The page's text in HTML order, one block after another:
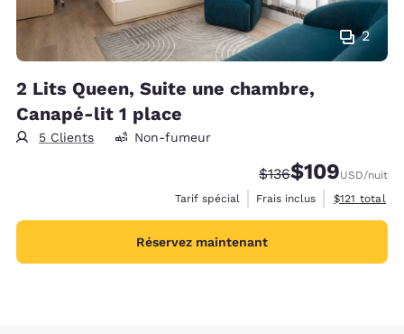
2
2 Lits Queen, Suite une chambre,
Canapé-lit 1 place
5 Clients Non-fumeur
Tarif barré :
$136Tarif réduit :
$109USD/nuit
Tarif spécial
Frais inclus Afficher les
$121 total
Réservez maintenant